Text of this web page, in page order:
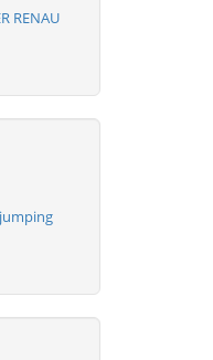
RENAU
jumping